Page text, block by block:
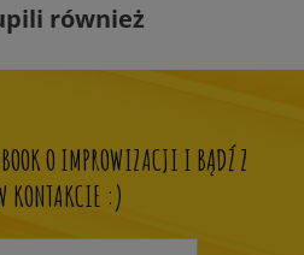
również
O IMPROWIZACJI I BĄDŹ Z
KONTAKCIE :)